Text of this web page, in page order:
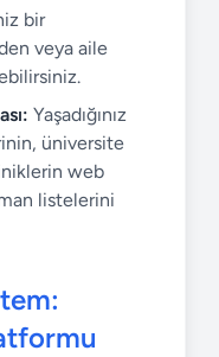
bir
veya aile
Yaşadığınız
üniversite
web
listelerini